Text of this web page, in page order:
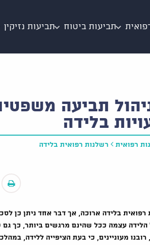
תביעות ביטוח תביעות נזיקין
תביעה
בלידה
רפואית רשלנות רפואית בלידה
בלידה ארוכה, אך דבר אחד ניתן כן
עצמה ככל שהינם מרגשים ביותר, כך גם
מעוניינים, כי בעת הציפייה ללידה,